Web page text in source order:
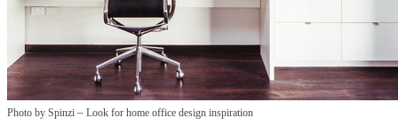
Photo by Spinzi – Look for home office design inspiration